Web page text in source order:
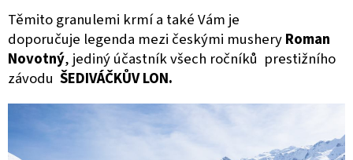
Těmito granulemi krmí a také Vám je
doporučuje legenda mezi českými musheryRoman
Novotný, jediný účastník všech ročníků prestižního
závodu ŠEDIVÁČKŮV LON.